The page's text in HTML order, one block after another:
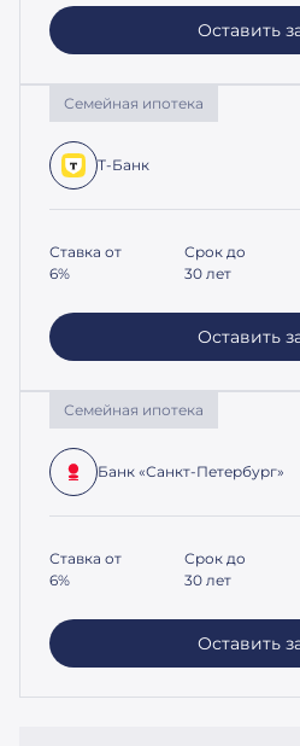
Оставить
Семейная ипотека
Т-Банк
Ставка от
6%
Срок до
30 лет
Оставить
Семейная ипотека
Банк «Санкт-Петербург»
Ставка от
6%
Срок до
30 лет
Оставить